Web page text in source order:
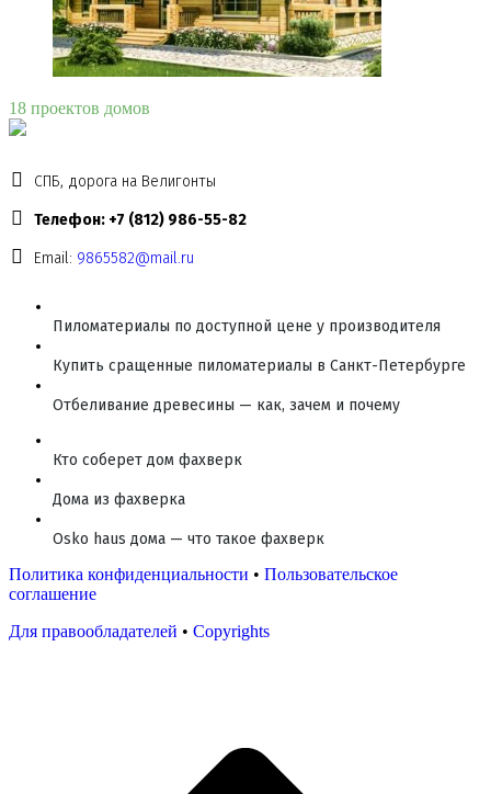
18 проектов домов
СПБ, дорога на Велигонты
Телефон: +7 (812) 986-55-82
Email: 9865582@mail.ru
Пиломатериалы по доступной цене у производителя
Купить сращенные пиломатериалы в Санкт-Петербурге
Отбеливание древесины — как, зачем и почему
Кто соберет дом фахверк
Дома из фахверка
Osko haus дома — что такое фахверк
Политика конфиденциальности • Пользовательское
соглашение
Для правообладателей • Copyrights